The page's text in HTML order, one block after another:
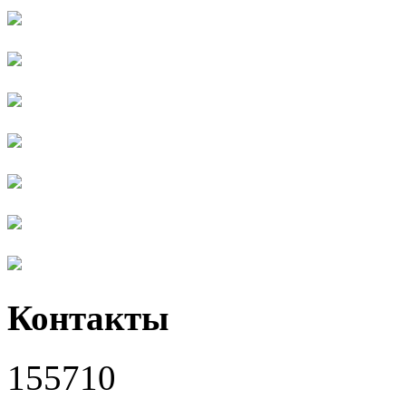
Контакты
155710